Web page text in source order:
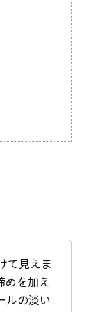
て見えま
めを加え
ルの淡い